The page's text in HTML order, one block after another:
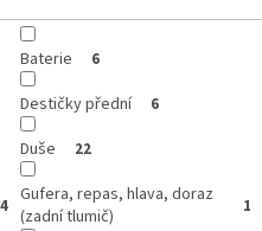
Baterie 6
Destičky přední 6
Duše 22
4 Gufera, repas, hlava, doraz
(zadní tlumič)
1